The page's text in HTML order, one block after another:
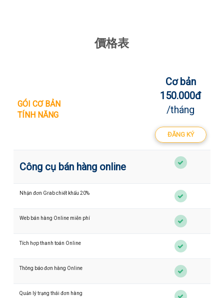
價格表
GÓI CƠ BẢN
TÍNH NĂNG
Cơ bản
150.000đ
/tháng
ĐĂNG KÝ
Công cụ bán hàng online
Nhận đơn Grab chiết khấu 20%
Web bán hàng Online miễn phí
Tích hợp thanh toán Online
Thông báo đơn hàng Online
Quản lý trạng thái đơn hàng